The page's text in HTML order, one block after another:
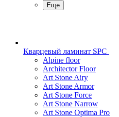
Еще
Кварцевый ламинат SPC
Alpine floor
Architector Floor
Art Stone Airy
Art Stone Armor
Art Stone Force
Art Stone Narrow
Art Stone Optima Pro